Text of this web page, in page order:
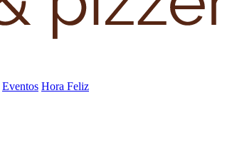
Eventos Hora Feliz